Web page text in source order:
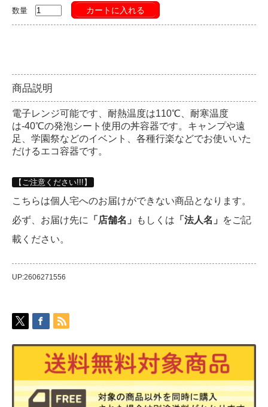
数量 カートに入れる
商品説明
電子レンジ可能です、耐熱温度は110℃、耐寒温度
は-40℃の発泡シート使用の丼容器です。キャンプや遠
足、学園祭などのイベント、各種行楽などでお使いいた
だけるエコ容器です。
【ご注意ください!!!】
こちらは個人宅へのお届けができない商品となります。
必ず、お届け先に
「店舗名」 もしくは 「法人名」
をご記
載ください。
UP:2606271556